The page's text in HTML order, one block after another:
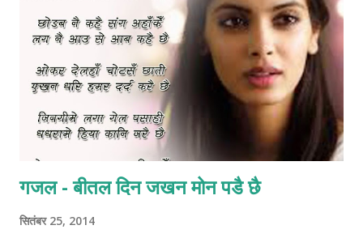
गजल - बीतल दिन जखन मोन पडै छै
सितंबर 25, 2014